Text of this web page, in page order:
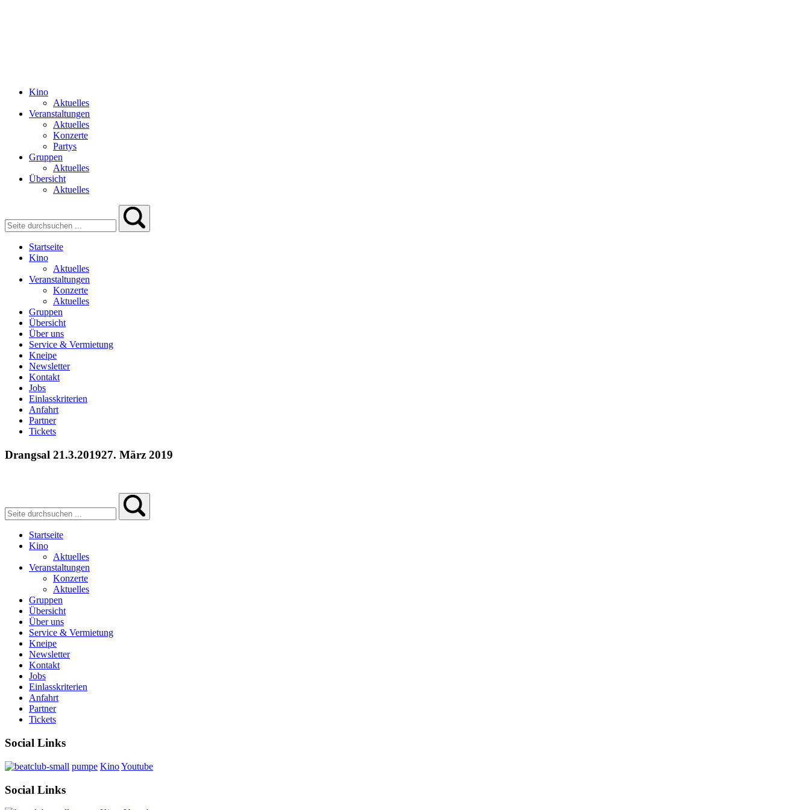
Kino
Aktuelles
Veranstaltungen
Aktuelles
Konzerte
Partys
Gruppen
Aktuelles
Übersicht
Aktuelles
Startseite
Kino
Aktuelles
Veranstaltungen
Konzerte
Aktuelles
Gruppen
Übersicht
Über uns
Service & Vermietung
Kneipe
Newsletter
Kontakt
Jobs
Einlasskriterien
Anfahrt
Partner
Tickets
Drangsal 21.3.201927. März 2019
Startseite
Kino
Aktuelles
Veranstaltungen
Konzerte
Aktuelles
Gruppen
Übersicht
Über uns
Service & Vermietung
Kneipe
Newsletter
Kontakt
Jobs
Einlasskriterien
Anfahrt
Partner
Tickets
Social Links
pumpe KinoYoutube
Social Links